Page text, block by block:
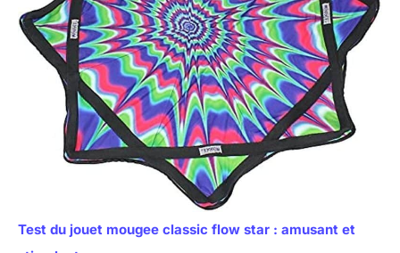
Test du jouet mougee classic flow star : amusant et